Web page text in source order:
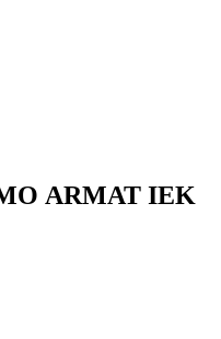
ARMAT IEK